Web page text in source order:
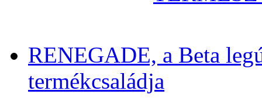
RENEGADE, a Beta
termékcsaládja